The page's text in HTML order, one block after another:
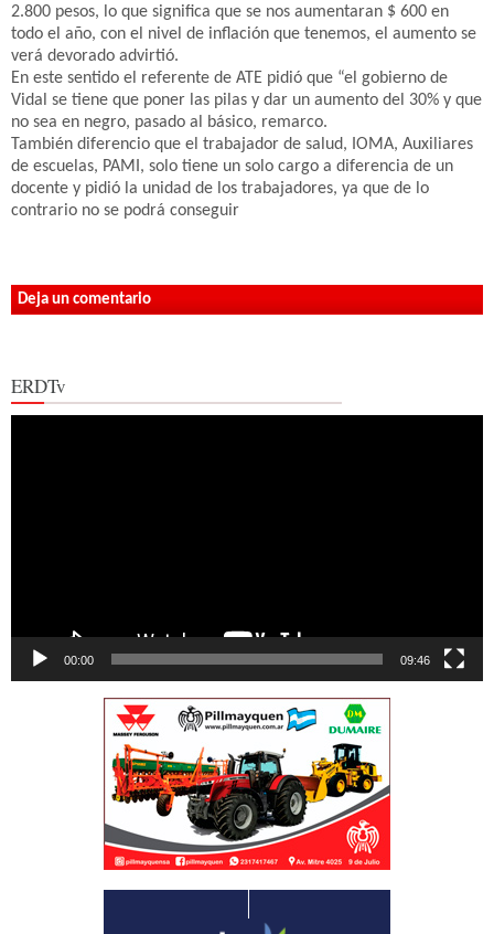
2.800 pesos, lo que significa que se nos aumentaran $ 600 en
todo el año, con el nivel de inflación que tenemos, el aumento se
verá devorado advirtió.
En este sentido el referente de ATE pidió que “el gobierno de
Vidal se tiene que poner las pilas y dar un aumento del 30% y que
no sea en negro, pasado al básico, remarco.
También diferencio que el trabajador de salud, IOMA, Auxiliares
de escuelas, PAMI, solo tiene un solo cargo a diferencia de un
docente y pidió la unidad de los trabajadores, ya que de lo
contrario no se podrá conseguir
Deja un comentario
ERDTv
00:00 09:46